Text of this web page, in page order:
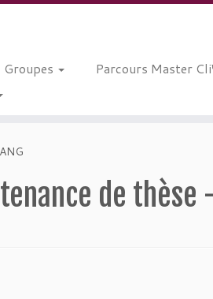
Groupes Parcours Master
de thèse